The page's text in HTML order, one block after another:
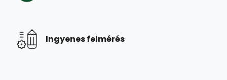
Ingyenes felmérés